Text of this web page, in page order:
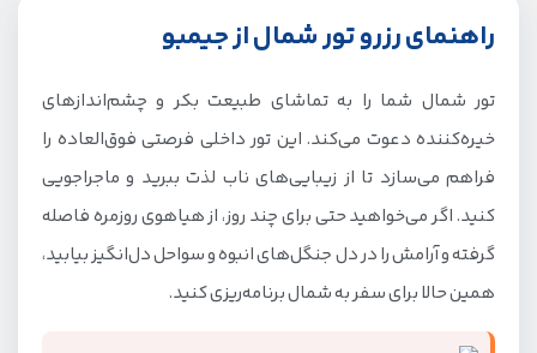
راهنمای رزرو تور شمال از جیمبو
تور شمال شما را به تماشای طبیعت بکر و چشم‌اندازهای
خیره‌کننده دعوت می‌کند. این تور داخلی فرصتی فوق‌العاده را
فراهم می‌سازد تا از زیبایی‌های ناب لذت ببرید و ماجراجویی
کنید. اگر می‌خواهید حتی برای چند روز، از هیاهوی روزمره فاصله
گرفته و آرامش را در دل جنگل‌های انبوه و سواحل دل‌انگیز بیابید،
همین حالا برای سفر به شمال برنامه‌ریزی کنید.